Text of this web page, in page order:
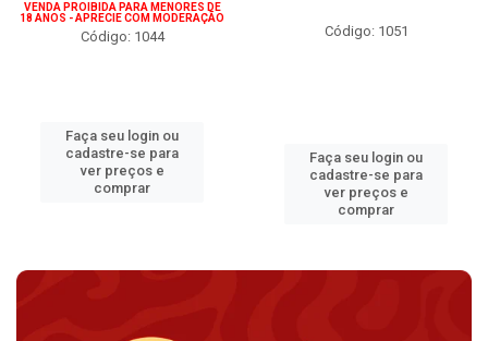
VENDA PROIBIDA PARA MENORES DE
18 ANOS - APRECIE COM MODERAÇÃO
Código: 1044
Faça seu login ou
cadastre-se para
ver preços e
comprar
Código: 1051
Faça seu login ou
cadastre-se para
ver preços e
comprar